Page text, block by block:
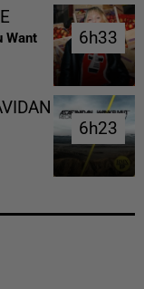
Want 6h33
6h33
6h23
6h23